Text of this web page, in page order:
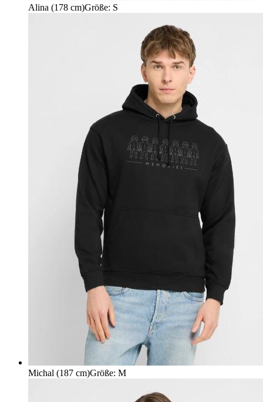
Alina (178 cm)Größe: S
Michal (187 cm)Größe: M